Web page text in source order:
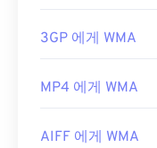
3GP 에게 WMA
MP4 에게 WMA
AIFF 에게 WMA